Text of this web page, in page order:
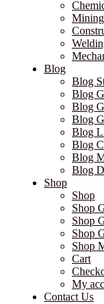
Blog
Blog
Blog
Blog
Blog
Blog
Blog
Blog
Blog
Shop
Shop
Shop
Shop
Shop
Shop
Cart
My
Contact Us